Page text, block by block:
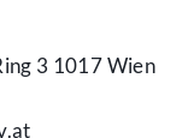
3 1017 Wien